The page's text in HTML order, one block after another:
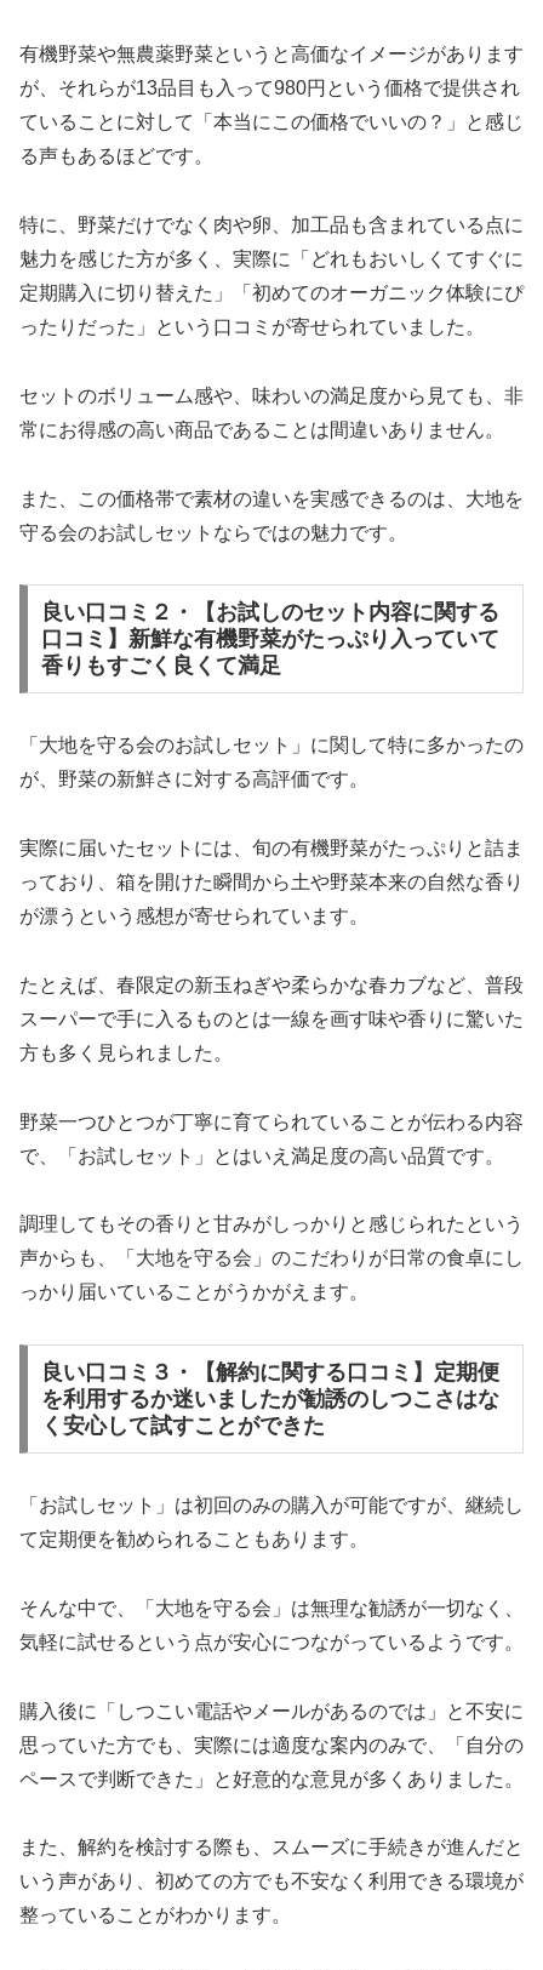
有機野菜や無農薬野菜というと高価なイメージがあります
が、それらが13品目も入って980円という価格で提供され
ていることに対して「本当にこの価格でいいの？」と感じ
る声もあるほどです。
特に、野菜だけでなく肉や卵、加工品も含まれている点に
魅力を感じた方が多く、実際に「どれもおいしくてすぐに
定期購入に切り替えた」「初めてのオーガニック体験にぴ
ったりだった」という口コミが寄せられていました。
セットのボリューム感や、味わいの満足度から見ても、非
常にお得感の高い商品であることは間違いありません。
また、この価格帯で素材の違いを実感できるのは、大地を
守る会のお試しセットならではの魅力です。
良い口コミ２・【お試しのセット内容に関する
口コミ】新鮮な有機野菜がたっぷり入っていて
香りもすごく良くて満足
「大地を守る会のお試しセット」に関して特に多かったの
が、野菜の新鮮さに対する高評価です。
実際に届いたセットには、旬の有機野菜がたっぷりと詰ま
っており、箱を開けた瞬間から土や野菜本来の自然な香り
が漂うという感想が寄せられています。
たとえば、春限定の新玉ねぎや柔らかな春カブなど、普段
スーパーで手に入るものとは一線を画す味や香りに驚いた
方も多く見られました。
野菜一つひとつが丁寧に育てられていることが伝わる内容
で、「お試しセット」とはいえ満足度の高い品質です。
調理してもその香りと甘みがしっかりと感じられたという
声からも、「大地を守る会」のこだわりが日常の食卓にし
っかり届いていることがうかがえます。
良い口コミ３・【解約に関する口コミ】定期便
を利用するか迷いましたが勧誘のしつこさはな
く安心して試すことができた
「お試しセット」は初回のみの購入が可能ですが、継続し
て定期便を勧められることもあります。
そんな中で、「大地を守る会」は無理な勧誘が一切なく、
気軽に試せるという点が安心につながっているようです。
購入後に「しつこい電話やメールがあるのでは」と不安に
思っていた方でも、実際には適度な案内のみで、「自分の
ペースで判断できた」と好意的な意見が多くありました。
また、解約を検討する際も、スムーズに手続きが進んだと
いう声があり、初めての方でも不安なく利用できる環境が
整っていることがわかります。